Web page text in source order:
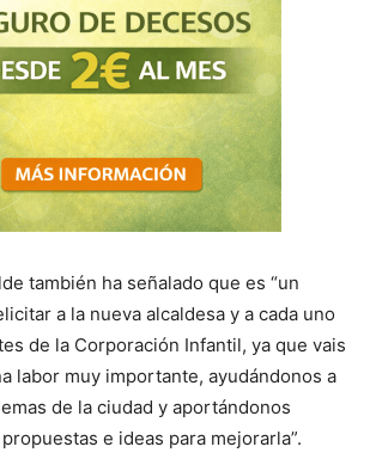
también ha señalado que es “un
a la nueva alcaldesa y a cada uno
de la Corporación Infantil, ya que vais
labor muy importante, ayudándonos a
de la ciudad y aportándonos
e ideas para mejorarla”.